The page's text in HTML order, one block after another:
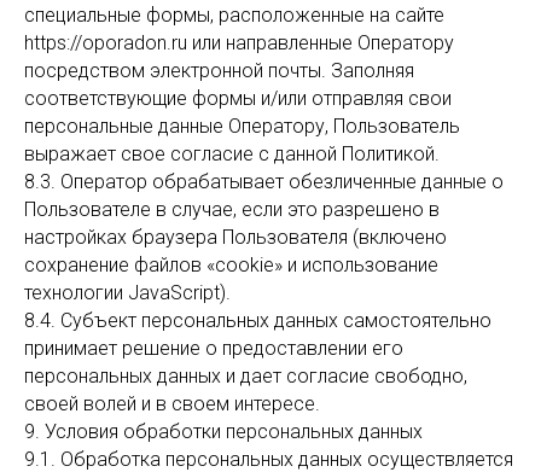
специальные формы, расположенные на сайте
https://oporadon.ru или направленные Оператору
посредством электронной почты. Заполняя
соответствующие формы и/или отправляя свои
персональные данные Оператору, Пользователь
выражает свое согласие с данной Политикой.
8.3. Оператор обрабатывает обезличенные данные о
Пользователе в случае, если это разрешено в
настройках браузера Пользователя (включено
сохранение файлов «cookie» и использование
технологии JavaScript).
8.4. Субъект персональных данных самостоятельно
принимает решение о предоставлении его
персональных данных и дает согласие свободно,
своей волей и в своем интересе.
9. Условия обработки персональных данных
9.1. Обработка персональных данных осуществляется